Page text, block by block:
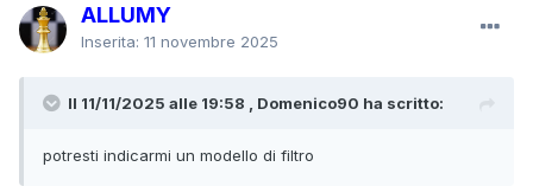
ALLUMY
Inserita: 11 novembre 2025
Il 11/11/2025 alle 19:58 , Domenico90 ha scritto:
potresti indicarmi un modello di filtro